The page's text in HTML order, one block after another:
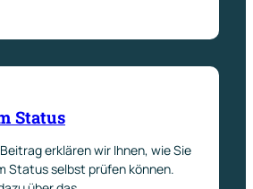
Status
erklären wir Ihnen, wie Sie
Status selbst prüfen können.